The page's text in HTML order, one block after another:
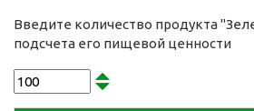
Введите количество продукта
подсчета его пищевой ценности